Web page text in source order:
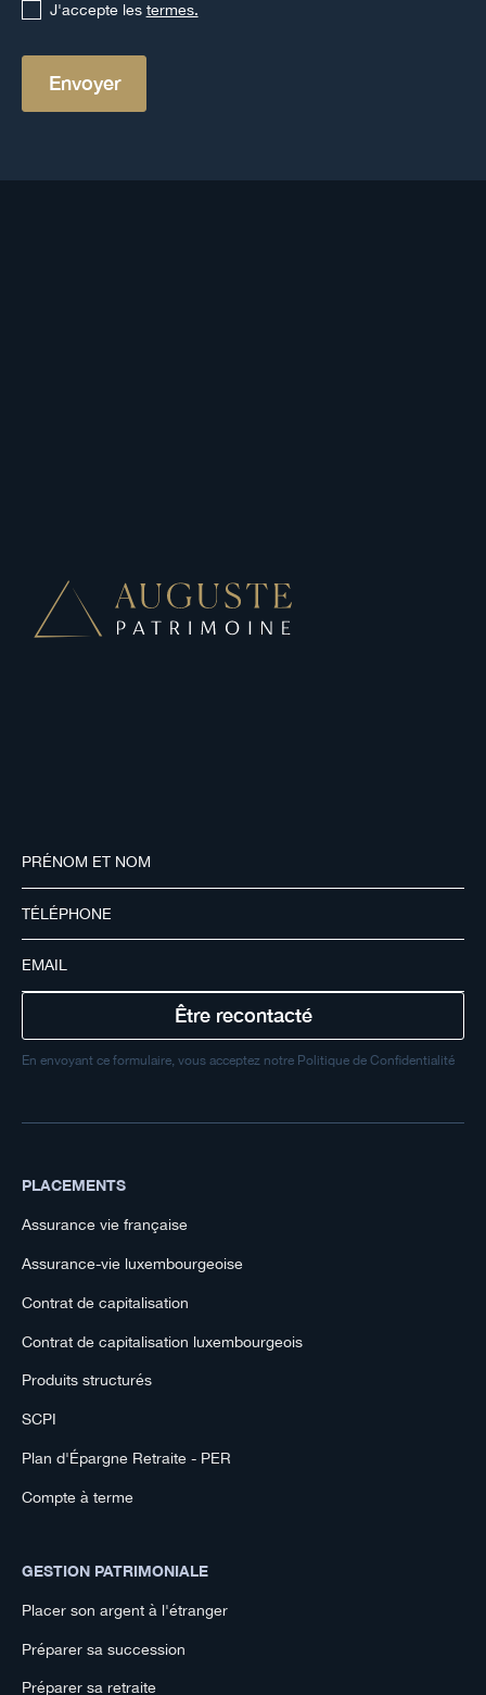
J'accepte les termes.
En envoyant ce formulaire, vous acceptez notre Politique de Confidentialité
PLACEMENTS
Assurance vie française
Assurance-vie luxembourgeoise
Contrat de capitalisation
Contrat de capitalisation luxembourgeois
Produits structurés
SCPI
Plan d'Épargne Retraite - PER
Compte à terme
GESTION PATRIMONIALE
Placer son argent à l'étranger
Préparer sa succession
Préparer sa retraite